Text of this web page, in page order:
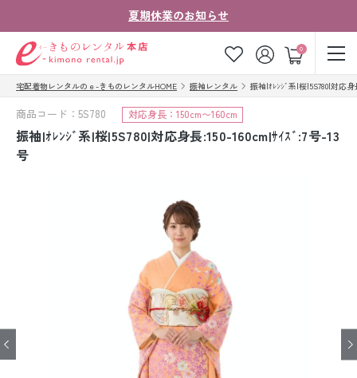
夏期休業のお知らせ
0
ゲスト
お気に入り ログイン カート
ご注文の流れ
会社案内
法人・グループの
お客様はこちら
宅配着物レンタルのｅ-きものレンタルHOME 振袖レンタル 振袖|ｵﾚﾝｼﾞ系|桜|5S780|対応身
商品コード：5S780 対応身長：150cm〜160cm
振袖|ｵﾚﾝｼﾞ系|桜|5S780|対応身長:150-160cm|ｻｲｽﾞ:7号-13
号